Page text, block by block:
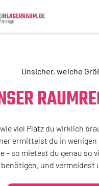
Unsicher, welche
viel Platz du wirklich
ermittelst du in
– so mietest du genau so
benötigen, und vermeidest